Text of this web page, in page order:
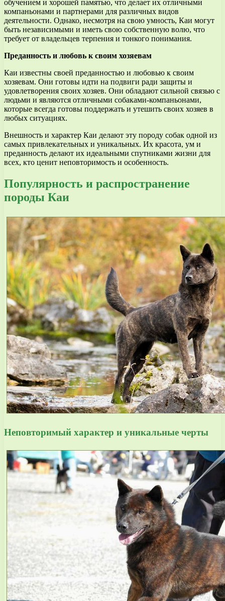
обучением и хорошей памятью, что делает их отличными
компаньонами и партнерами для различных видов
деятельности. Однако, несмотря на свою умность, Каи могут
быть независимыми и иметь свою собственную волю, что
требует от владельцев терпения и тонкого понимания.
Преданность и любовь к своим хозяевам
Каи известны своей преданностью и любовью к своим
хозяевам. Они готовы идти на подвиги ради защиты и
удовлетворения своих хозяев. Они обладают сильной связью с
людьми и являются отличными собаками-компаньонами,
которые всегда готовы поддержать и утешить своих хозяев в
любых ситуациях.
Внешность и характер Каи делают эту породу собак одной из
самых привлекательных и уникальных. Их красота, ум и
преданность делают их идеальными спутниками жизни для
всех, кто ценит неповторимость и особенность.
Популярность и распространение
породы Каи
Неповторимый характер и уникальные черты